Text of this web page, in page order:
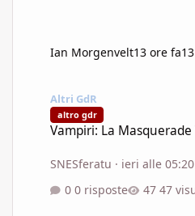
Ian Morgenvelt13 ore fa
Altri GdR
altro gdr
Vampiri: La
SNESferatu · ieri alle 05:20
0 risposte
47